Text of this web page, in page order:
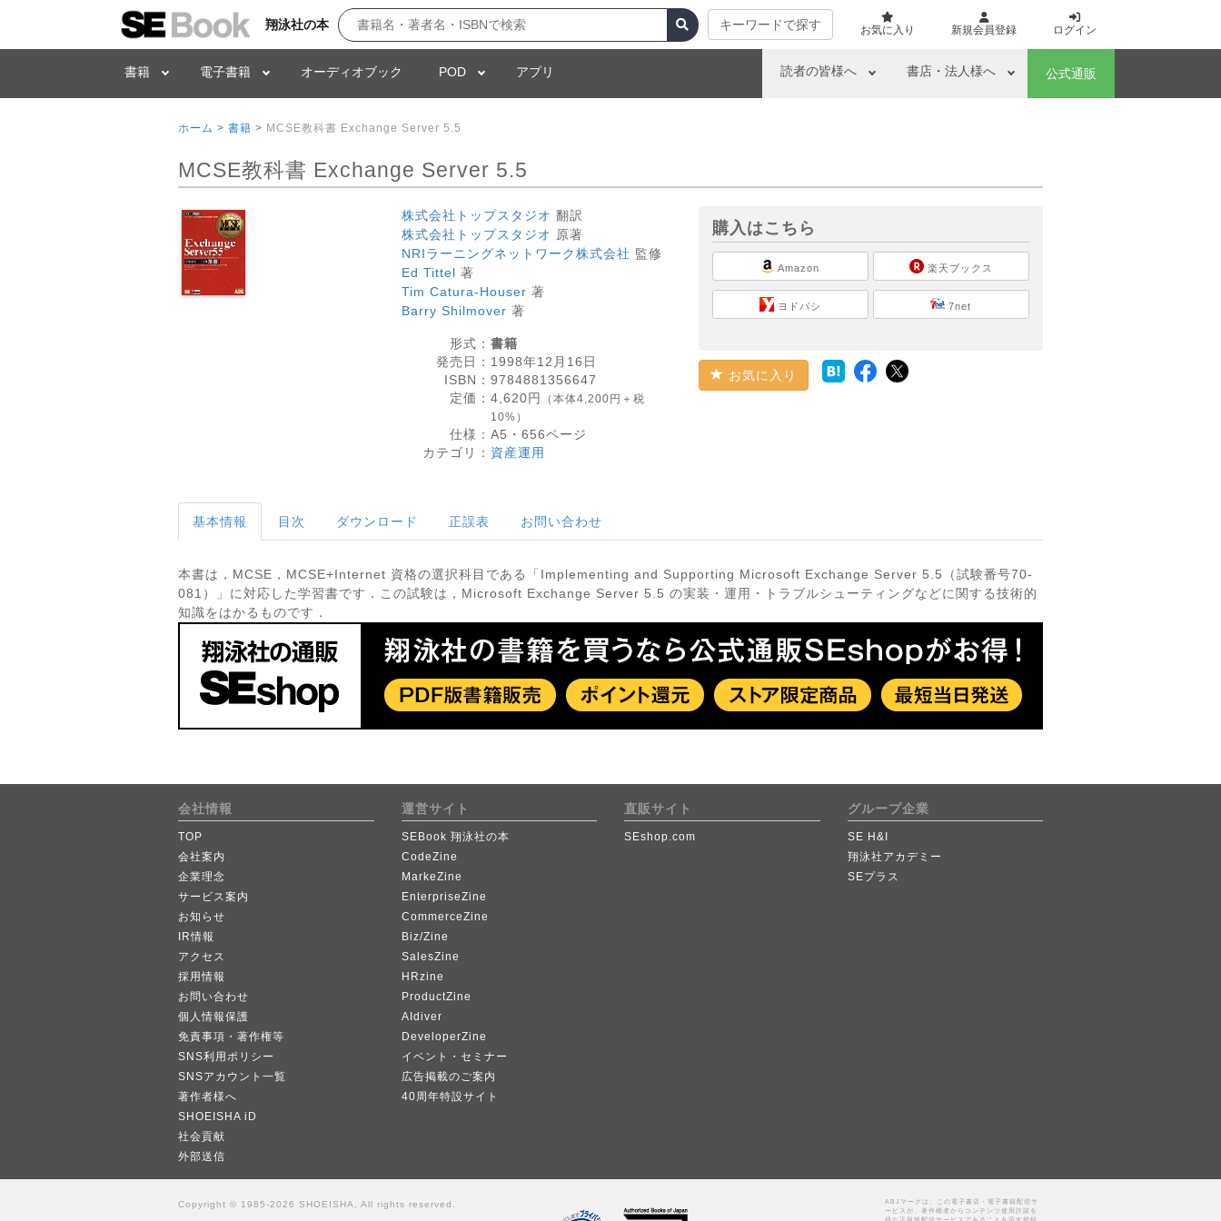
翔泳社の本 キーワードで探す お気に入り 新規会員登録 ログイン
書籍 電子書籍 オーディオブック POD アプリ 読者の皆様へ 書店・法人様へ 公式通販
ホーム > 書籍 > MCSE教科書 Exchange Server 5.5
MCSE教科書 Exchange Server 5.5
株式会社トップスタジオ 翻訳
株式会社トップスタジオ 原著
NRIラーニングネットワーク株式会社 監修
Ed Tittel 著
Tim Catura-Houser 著
Barry Shilmover 著
形式： 書籍
発売日： 1998年12月16日
ISBN： 9784881356647
定価： 4,620円
（本体4,200円＋税
10%）
仕様： A5・ 656ページ
カテゴリ： 資産運用
購入はこちら
Amazon
ヨドバシ
楽天ブックス
7net
お気に入り
基本情報 目次 ダウンロード 正誤表 お問い合わせ
本書は，MCSE，MCSE+Internet 資格の選択科目である「Implementing and Supporting Microsoft Exchange Server 5.5（試験番号70-
081）」に対応した学習書です．この試験は，Microsoft Exchange Server 5.5 の実装・運用・トラブルシューティングなどに関する技術的
知識をはかるものです．
会社情報
TOP
会社案内
企業理念
サービス案内
お知らせ
IR情報
アクセス
採用情報
お問い合わせ
個人情報保護
免責事項・著作権等
SNS利用ポリシー
SNSアカウント一覧
著作者様へ
SHOEISHA iD
社会貢献
外部送信
運営サイト
SEBook 翔泳社の本
CodeZine
MarkeZine
EnterpriseZine
CommerceZine
Biz/Zine
SalesZine
HRzine
ProductZine
AIdiver
DeveloperZine
イベント・セミナー
広告掲載のご案内
40周年特設サイト
直販サイト
SEshop.com
グループ企業
SE H&I
翔泳社アカデミー
SEプラス
Copyright © 1985-2026 SHOEISHA, All rights reserved.
ABJマークは、この電子書店・電子書籍配信サ
ービスが、著作権者からコンテンツ使用許諾を
得た正規版配信サービスであることを示す登録